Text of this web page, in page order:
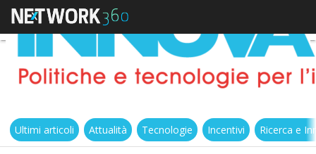
Ultimi articoli Attualità Tecnologie Incentivi Ricerca e